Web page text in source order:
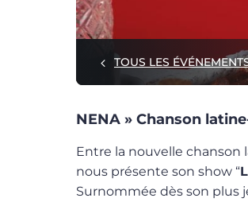
TOUS LES
NENA » Chanson
Entre la nouvelle chanson
nous présente son show “
Surnommée dès son plus